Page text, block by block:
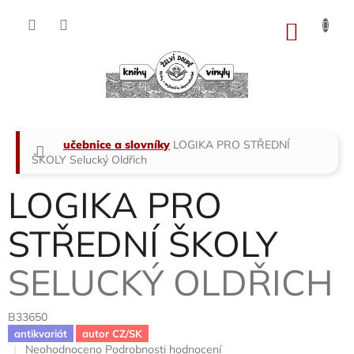
Domů
učebnice a slovníky LOGIKA PRO STŘEDNÍ
ŠKOLY Selucký Oldřich
LOGIKA PRO
STŘEDNÍ ŠKOLY
SELUCKÝ OLDŘICH
B33650
antikvariát autor CZ/SK
Průměrné
Neohodnoceno Podrobnosti hodnocení